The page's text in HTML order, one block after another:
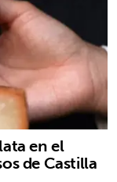
en el
de Castilla